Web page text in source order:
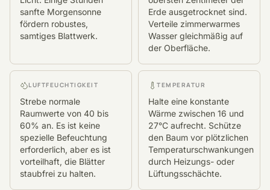
sanfte Morgensonne
fördern robustes,
samtiges Blattwerk.
Erde ausgetrocknet sind.
Verteile zimmerwarmes
Wasser gleichmäßig auf
der Oberfläche.
LUFTFEUCHTIGKEIT
Strebe normale
Raumwerte von 40 bis
60% an. Es ist keine
spezielle Befeuchtung
erforderlich, aber es ist
vorteilhaft, die Blätter
staubfrei zu halten.
TEMPERATUR
Halte eine konstante
Wärme zwischen 16 und
27°C aufrecht. Schütze
den Baum vor plötzlichen
Temperaturschwankungen
durch Heizungs- oder
Lüftungsschächte.